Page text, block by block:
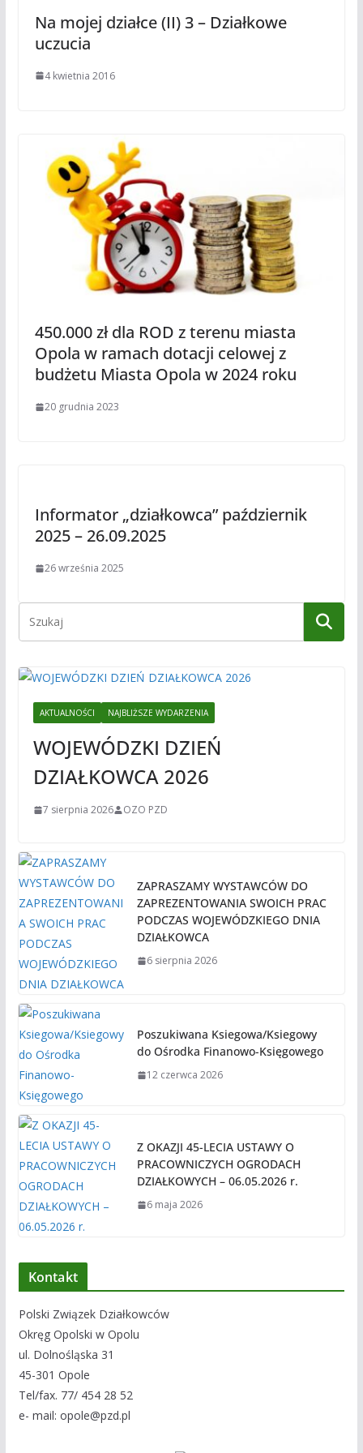
Na mojej działce (II) 3 – Działkowe
uczucia
4 kwietnia 2016
450.000 zł dla ROD z terenu miasta
Opola w ramach dotacji celowej z
budżetu Miasta Opola w 2024 roku
20 grudnia 2023
Informator „działkowca” październik
2025 – 26.09.2025
26 września 2025
AKTUALNOŚCI NAJBLIŻSZE WYDARZENIA
WOJEWÓDZKI DZIEŃ
DZIAŁKOWCA 2026
7 sierpnia 2026 OZO PZD
ZAPRASZAMY WYSTAWCÓW DO
ZAPREZENTOWANIA SWOICH PRAC
PODCZAS WOJEWÓDZKIEGO DNIA
DZIAŁKOWCA
6 sierpnia 2026
Poszukiwana Ksiegowa/Ksiegowy
do Ośrodka Finanowo-Księgowego
12 czerwca 2026
Z OKAZJI 45-LECIA USTAWY O
PRACOWNICZYCH OGRODACH
DZIAŁKOWYCH – 06.05.2026 r.
6 maja 2026
Kontakt
Polski Związek Działkowców
Okręg Opolski w Opolu
ul. Dolnośląska 31
45-301 Opole
Tel/fax. 77/ 454 28 52
e- mail: opole@pzd.pl